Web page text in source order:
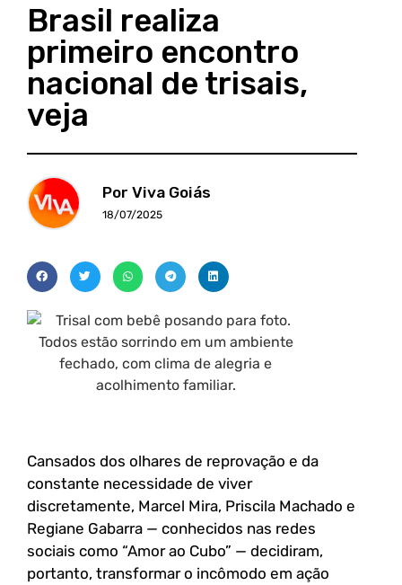
Brasil realiza
primeiro encontro
nacional de trisais,
veja
Por Viva Goiás
18/07/2025
Cansados dos olhares de reprovação e da
constante necessidade de viver
discretamente, Marcel Mira, Priscila Machado e
Regiane Gabarra — conhecidos nas redes
sociais como “Amor ao Cubo” — decidiram,
portanto, transformar o incômodo em ação